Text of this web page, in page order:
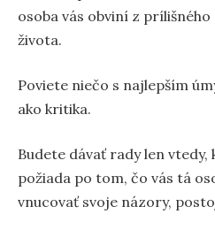
osoba vás obviní z prílišného
života.
Poviete niečo s najlepším
ako kritika.
Budete dávať rady len vtedy,
požiada po tom, čo vás tá
vnucovať svoje názory,